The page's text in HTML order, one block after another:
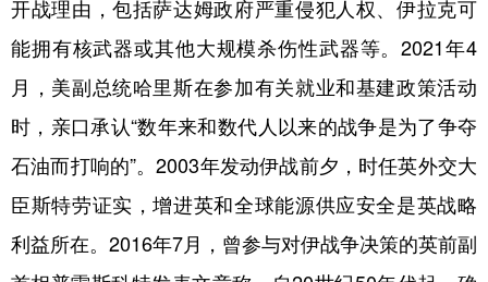
开战理由，包括萨达姆政府严重侵犯人权、伊拉克可
能拥有核武器或其他大规模杀伤性武器等。2021年4
月，美副总统哈里斯在参加有关就业和基建政策活动
时，亲口承认“数年来和数代人以来的战争是为了争夺
石油而打响的”。2003年发动伊战前夕，时任英外交大
臣斯特劳证实，增进英和全球能源供应安全是英战略
利益所在。2016年7月，曾参与对伊战争决策的英前副